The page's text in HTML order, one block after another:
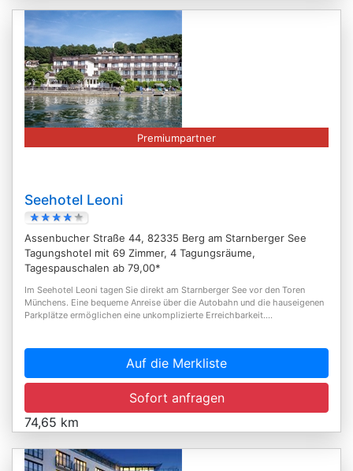
Premiumpartner
Seehotel Leoni
Assenbucher Straße 44, 82335 Berg am Starnberger See
Tagungshotel mit 69 Zimmer, 4 Tagungsräume,
Tagespauschalen ab 79,00*
Im Seehotel Leoni tagen Sie direkt am Starnberger See vor den Toren
Münchens. Eine bequeme Anreise über die Autobahn und die hauseigenen
Parkplätze ermöglichen eine unkomplizierte Erreichbarkeit....
Auf die Merkliste
Sofort anfragen
74,65 km